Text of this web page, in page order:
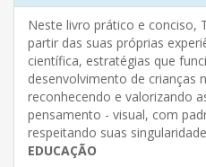
Neste livro prático e conciso,
partir das suas próprias
científica, estratégias que
desenvolvimento de crianças
reconhecendo e valorizando
pensamento - visual, com
respeitando suas
EDUCAÇÃO